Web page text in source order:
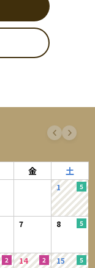
金 土
1
7 8
14 15